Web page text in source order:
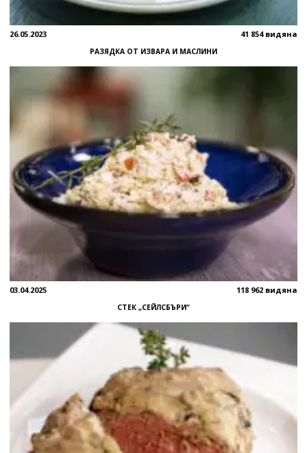
26.05.2023 41 854 видяна
РАЗЯДКА ОТ ИЗВАРА И МАСЛИНИ
03.04.2025 118 962 видяна
СТЕК „СЕЙЛСБЪРИ“